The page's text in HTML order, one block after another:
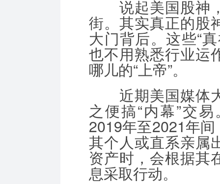
说起美国股神
街。其实真正的股
大门背后。这些“
也不用熟悉行业运
哪儿的“上帝”。
近期美国媒体
之便搞“内幕”交
2019年至2021年
其个人或直系亲属
资产时，会根据其
息采取行动。